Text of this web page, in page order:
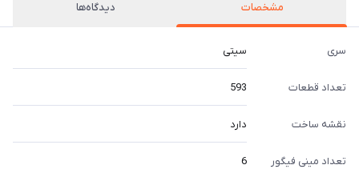
مشخصات دیدگاه‌ها
سری سیتی
تعداد قطعات 593
نقشه ساخت دارد
تعداد مینی فیگور 6